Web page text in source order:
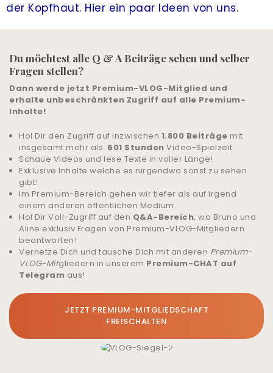
ALLE ANGEBOTE
& UNTERSTÜTZUNG
ANMELDEN
HILFE UND SUPPORT
der Kopfhaut. Hier ein paar Ideen von uns.
Du möchtest alle Q & A Beiträge sehen und selber
Fragen stellen?
Dann werde jetzt Premium-VLOG-Mitglied und
erhalte unbeschränkten Zugriff auf alle Premium-
Inhalte!
Hol Dir den Zugriff auf inzwischen 1.800 Beiträge mit
insgesamt mehr als 601 Stunden Video-Spielzeit.
Schaue Videos und lese Texte in voller Länge!
Exklusive Inhalte welche es nirgendwo sonst zu sehen
gibt!
Im Premium-Bereich gehen wir tiefer als auf irgend
einem anderen öffentlichen Medium.
Hol Dir Voll-Zugriff auf den Q&A-Bereich, wo Bruno und
Aline exklusiv Fragen von Premium-VLOG-Mitgliedern
beantworten!
Vernetze Dich und tausche Dich mit anderen Premium-
VLOG-Mitgliedern in unserem Premium-CHAT auf
Telegram aus!
JETZT PREMIUM-MITGLIEDSCHAFT
FREISCHALTEN